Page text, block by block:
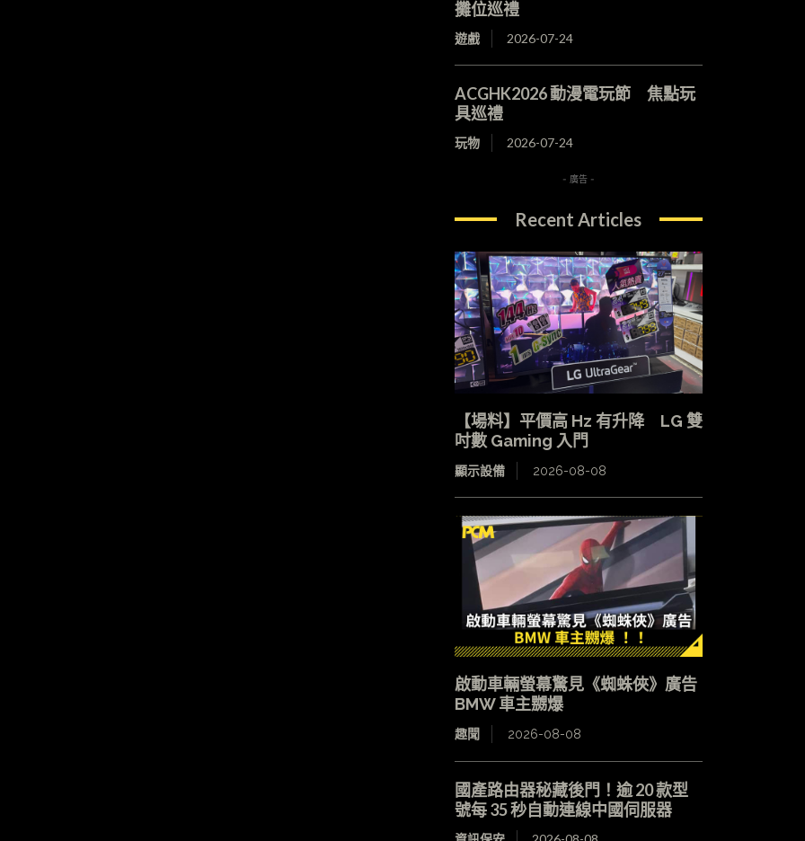
攤位巡禮
遊戲 2026-07-24
ACGHK2026 動漫電玩節 焦點玩
具巡禮
玩物 2026-07-24
- 廣告 -
Recent Articles
【場料】平價高 Hz 有升降 LG 雙
吋數 Gaming 入門
顯示設備 2026-08-08
啟動車輛螢幕驚見《蜘蛛俠》廣告
BMW 車主嬲爆
趣聞 2026-08-08
國產路由器秘藏後門！逾 20 款型
號每 35 秒自動連線中國伺服器